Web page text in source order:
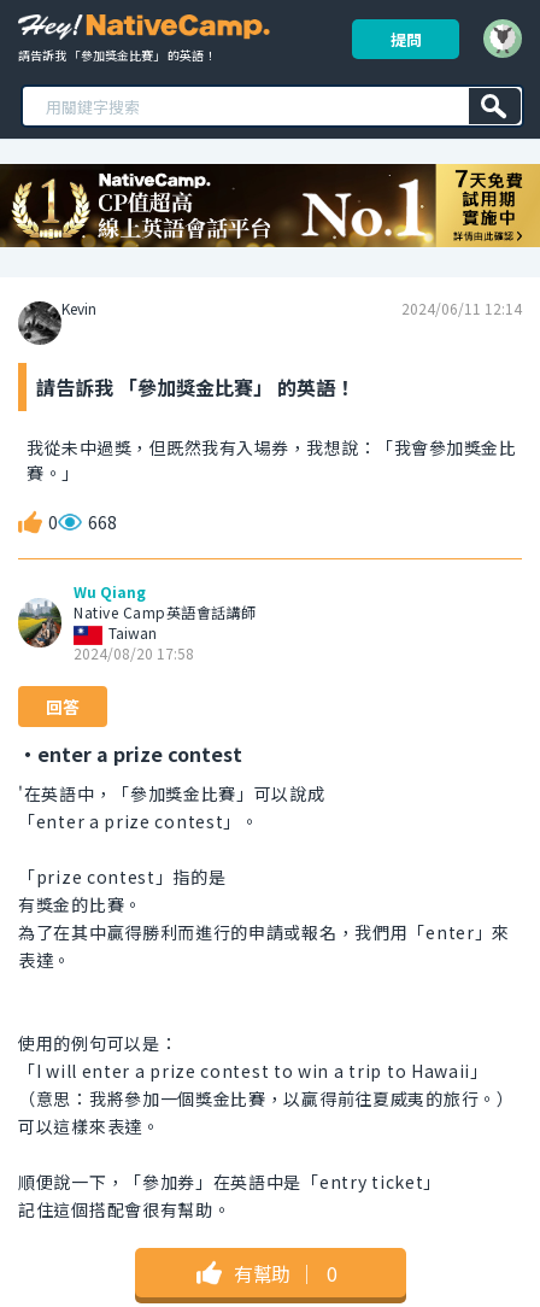
請告訴我 「參加獎金比賽」 的英語！
提問
Kevin 2024/06/11 12:14
請告訴我 「參加獎金比賽」 的英語！
我從未中過獎，但既然我有入場券，我想說：「我會參加獎金比
賽。」
0 668
Wu Qiang
Native Camp英語會話講師
Taiwan
2024/08/20 17:58
回答
・enter a prize contest
'在英語中，「參加獎金比賽」可以說成
「enter a prize contest」。
「prize contest」指的是
有獎金的比賽。
為了在其中贏得勝利而進行的申請或報名，我們用「enter」來
表達。
使用的例句可以是：
「I will enter a prize contest to win a trip to Hawaii」
（意思：我將參加一個獎金比賽，以贏得前往夏威夷的旅行。）
可以這樣來表達。
順便說一下，「參加券」在英語中是「entry ticket」
記住這個搭配會很有幫助。
有幫助 ｜ 0